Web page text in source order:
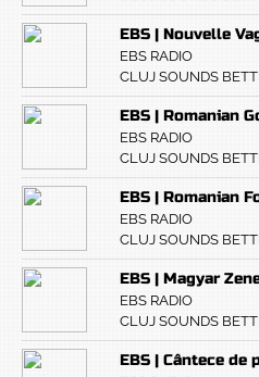
EBS | Nouvelle
EBS RADIO
CLUJ SOUNDS
EBS | Romanian
EBS RADIO
CLUJ SOUNDS
EBS | Romanian
EBS RADIO
CLUJ SOUNDS
EBS | Magyar
EBS RADIO
CLUJ SOUNDS
EBS | Cântece de